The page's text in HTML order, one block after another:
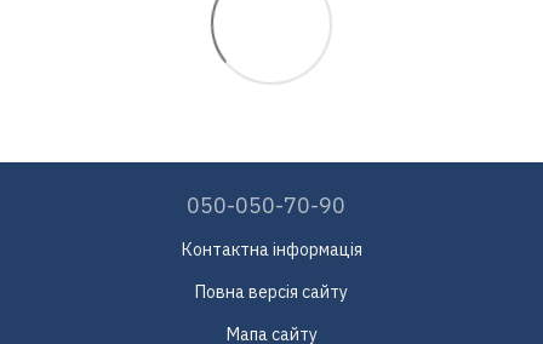
050-050-70-90
Контактна інформація
Повна версія сайту
Мапа сайту